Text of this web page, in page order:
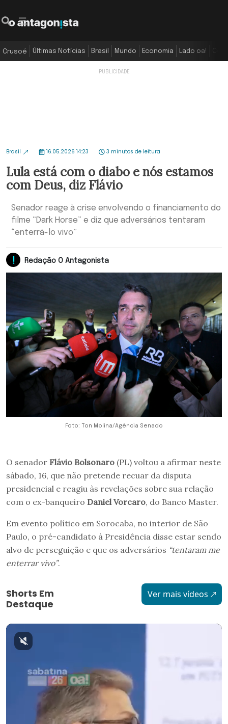
Crusoé Últimas Notícias Brasil Mundo Economia Lado oa!
Brasil 16.05.2026 14:23 3 minutos de leitura
Lula está com o diabo e nós estamos
com Deus, diz Flávio
Senador reage à crise envolvendo o financiamento do
filme “Dark Horse” e diz que adversários tentaram
“enterrá-lo vivo”
Redação O Antagonista
Foto: Ton Molina/Agência Senado
O senador Flávio Bolsonaro (PL) voltou a afirmar neste
sábado, 16, que não pretende recuar da disputa
presidencial e reagiu às revelações sobre sua relação
com o ex-banqueiro Daniel Vorcaro, do Banco Master.
Em evento político em Sorocaba, no interior de São
Paulo, o pré-candidato à Presidência disse estar sendo
alvo de perseguição e que os adversários “tentaram me
enterrar vivo”.
Shorts Em
Destaque
Ver mais vídeos